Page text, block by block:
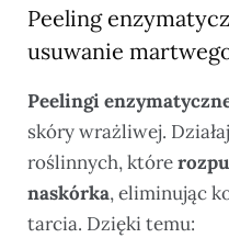
Peeling
usuwanie
Peelingi
skóry wrażliwej.
roślinnych, które
naskórka, eliminując
tarcia. Dzięki temu: